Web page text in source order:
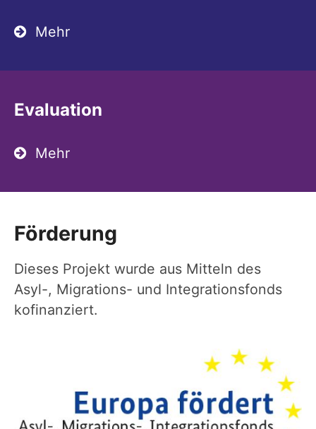
Mehr
Evaluation
Mehr
Förderung
Dieses Projekt wurde aus Mitteln des
Asyl-, Migrations- und Integrationsfonds
kofinanziert.